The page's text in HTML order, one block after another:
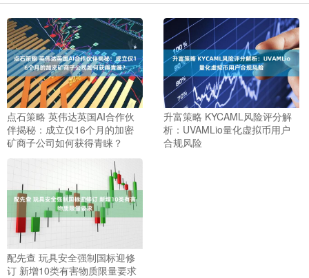
点石策略 英伟达英国AI合作伙
伴揭秘：成立仅16个月的加密
矿商子公司如何获得青睐？
升富策略 KYCAML风险评分解
析：UVAMLio量化虚拟币用户
合规风险
配先查 玩具安全强制国标迎修
订 新增10类有害物质限量要求